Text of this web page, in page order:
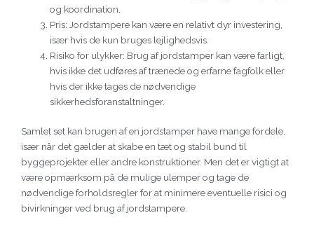
og koordination.
Pris: Jordstampere kan være en relativt dyr investering,
især hvis de kun bruges lejlighedsvis.
Risiko for ulykker: Brug af jordstamper kan være farligt,
hvis ikke det udføres af trænede og erfarne fagfolk eller
hvis der ikke tages de nødvendige
sikkerhedsforanstaltninger.
Samlet set kan brugen af en jordstamper have mange fordele,
især når det gælder at skabe en tæt og stabil bund til
byggeprojekter eller andre konstruktioner. Men det er vigtigt at
være opmærksom på de mulige ulemper og tage de
nødvendige forholdsregler for at minimere eventuelle risici og
bivirkninger ved brug af jordstampere.